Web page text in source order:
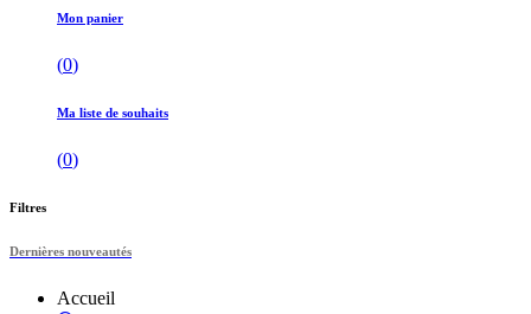
Mon panier
(0)
Ma liste de souhaits
(0)
Filtres
Dernières nouveautés
Accueil